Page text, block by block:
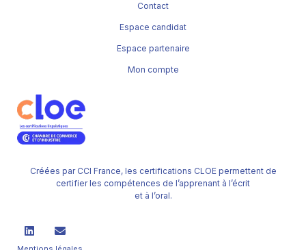
Créées par CCI France, les certifications CLOE permettent de
certifier les compétences de l’apprenant à l’écrit
et à l’oral.
Contact
Espace candidat
Espace partenaire
Mon compte